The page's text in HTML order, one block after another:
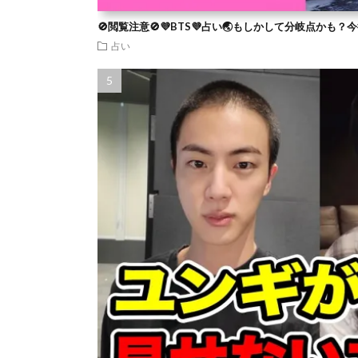
🚫閲覧注意🚫💜BTS💜占い🌏もしかして分岐点かも？
占い